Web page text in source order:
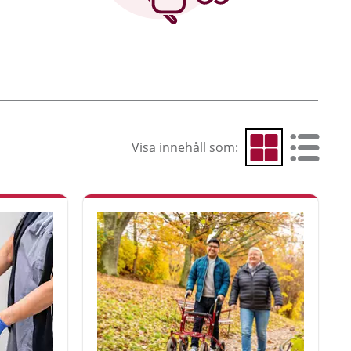
Visa innehåll som: Visa som rutnät
Visa som